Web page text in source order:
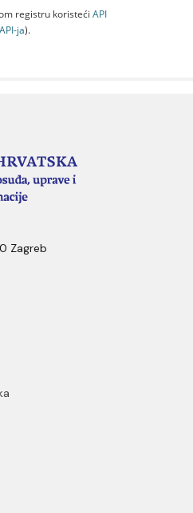
registru koristeći API
jа).